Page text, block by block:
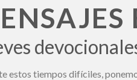
estos tiempos difíciles,